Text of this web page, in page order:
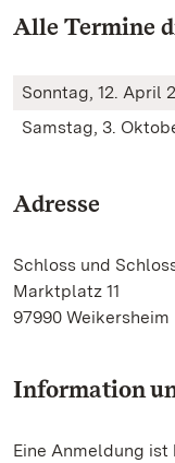
Alle Termine
Sonntag, 12. April
Samstag, 3.
Adresse
Schloss und
Marktplatz 11
97990 Weikersheim
Information
Eine Anmeldung